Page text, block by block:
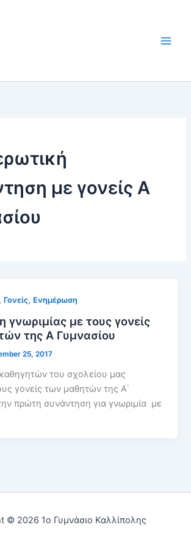
με γονείς Α
, Γονείς, Ενημέρωση
γνωριμίας με τους γονείς
της Α Γυμνασίου
25, 2017
του σχολείου μας
γονείς των μαθητών της Α΄
πρώτη συνάντηση για γνωριμία με
© 2026 1ο Γυμνάσιο Καλλίπολης